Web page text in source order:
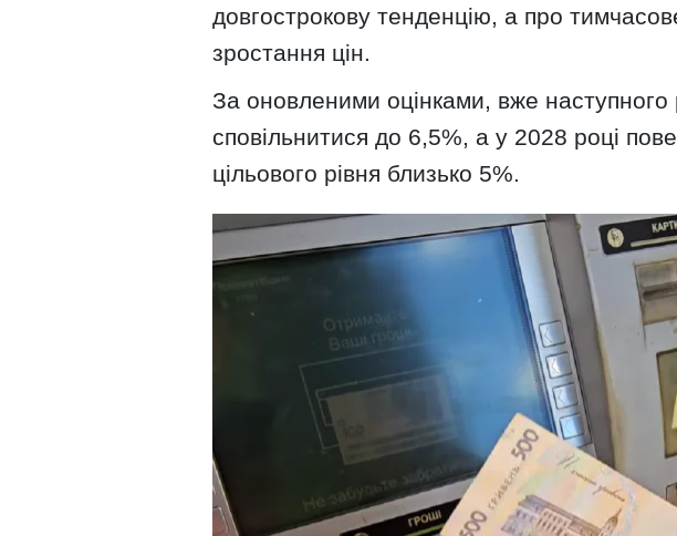
довгострокову тенденцію, а про
зростання цін.
За оновленими оцінками, вже наступного
сповільнитися до 6,5%, а у 2028 році
цільового рівня близько 5%.